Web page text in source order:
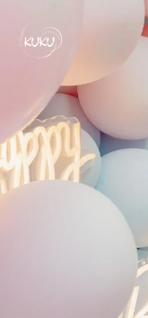
content